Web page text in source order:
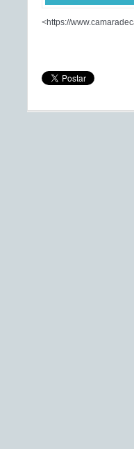
<https://